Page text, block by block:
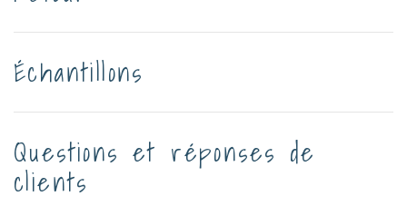
Échantillons
Questions et réponses de
clients